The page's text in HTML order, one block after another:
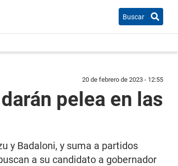
Buscar
20 de febrero de 2023 - 12:55
pelea en las
y Badaloni, y suma a partidos
a su candidato a gobernador